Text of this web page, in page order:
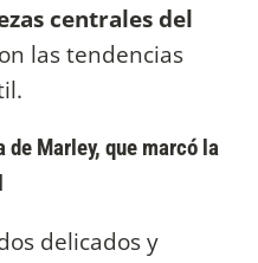
centrales del
las tendencias
Marley, que marcó la
delicados y